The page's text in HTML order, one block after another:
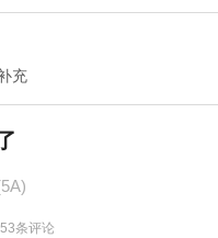
充
条评论